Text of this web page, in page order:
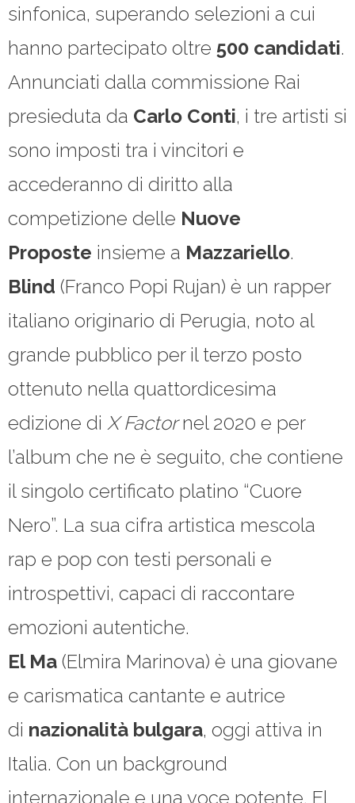
sinfonica, superando selezioni a cui
hanno partecipato oltre 500 candidati.
Annunciati dalla commissione Rai
presieduta da Carlo Conti, i tre artisti si
sono imposti tra i vincitori e
accederanno di diritto alla
competizione delle Nuove
Proposte insieme a Mazzariello.
Blind (Franco Popi Rujan) è un rapper
italiano originario di Perugia, noto al
grande pubblico per il terzo posto
ottenuto nella quattordicesima
edizione di X Factornel 2020 e per
l’album che ne è seguito, che contiene
il singolo certificato platino “Cuore
Nero”. La sua cifra artistica mescola
rap e pop con testi personali e
introspettivi, capaci di raccontare
emozioni autentiche.
El Ma (Elmira Marinova) è una giovane
e carismatica cantante e autrice
di nazionalità bulgara, oggi attiva in
Italia. Con un background
internazionale e una voce potente, El